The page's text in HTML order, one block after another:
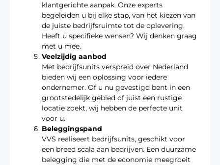
klantgerichte aanpak. Onze experts
begeleiden u bij elke stap, van het kiezen van
de juiste bedrijfsruimte tot de oplevering.
Heeft u specifieke wensen? Wij denken graag
met u mee.
Veelzijdig aanbod
Met bedrijfsunits verspreid over Nederland
bieden wij een oplossing voor iedere
ondernemer. Of u nu gevestigd bent in een
grootstedelijk gebied of juist een rustige
locatie zoekt, wij hebben de perfecte unit
voor u.
Beleggingspand
VVS realiseert bedrijfsunits, geschikt voor
een breed scala aan bedrijven. Een duurzame
belegging die met de economie meegroeit